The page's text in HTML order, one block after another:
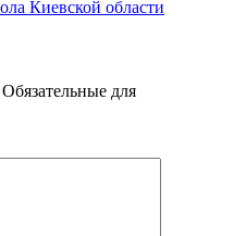
Киевской области
для